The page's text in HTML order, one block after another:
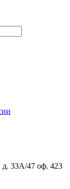
д. 33А/47 оф. 423